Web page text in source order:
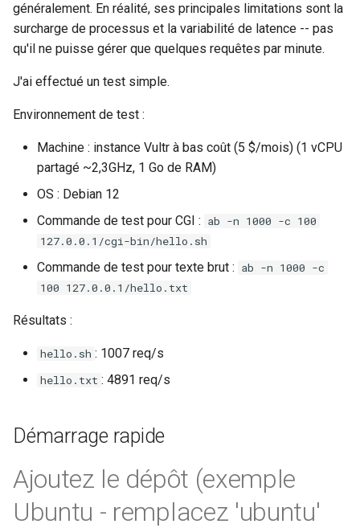
lmdb
locations
lrucache
macaroons
maxminddb
mysql
généralement. En réalité, ses principales limitations sont la
surcharge de processus et la variabilité de latence -- pas
qu'il ne puisse gérer que quelques requêtes par minute.
J'ai effectué un test simple.
Environnement de test :
Machine : instance Vultr à bas coût (5 $/mois) (1 vCPU
partagé ~2,3GHz, 1 Go de RAM)
OS : Debian 12
Commande de test pour CGI : ab -n 1000 -c 100
127.0.0.1/cgi-bin/hello.sh
Commande de test pour texte brut : ab -n 1000 -c
100 127.0.0.1/hello.txt
Résultats :
hello.sh : 1007 req/s
hello.txt : 4891 req/s
Démarrage rapide
Ajoutez le dépôt (exemple
Ubuntu - remplacez 'ubuntu'